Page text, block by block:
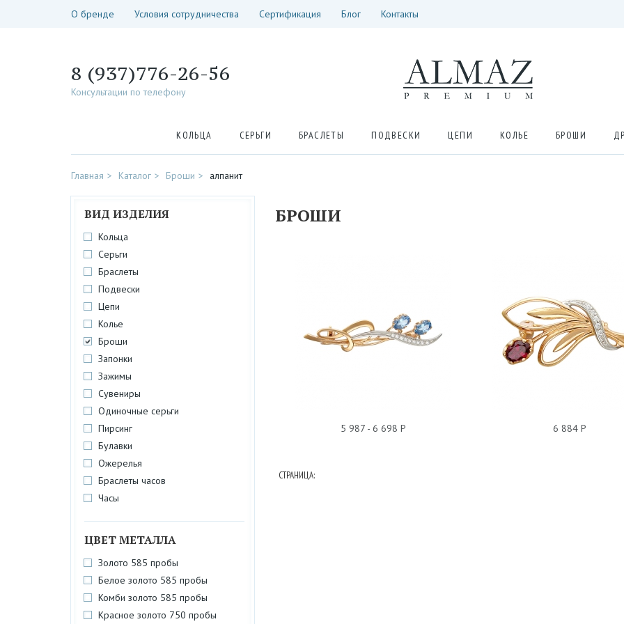
О бренде Условия сотрудничества Сертификация Блог Контакты
8 (937)776-26-56
Консультации по телефону
КОЛЬЦА СЕРЬГИ БРАСЛЕТЫ ПОДВЕСКИ ЦЕПИ КОЛЬЕ БРОШИ
Главная Каталог Броши алпанит
ВИД ИЗДЕЛИЯ
Кольца
Серьги
Браслеты
Подвески
Цепи
Колье
Броши
Запонки
Зажимы
Сувениры
Одиночные серьги
Пирсинг
Булавки
Ожерелья
Браслеты часов
Часы
ЦВЕТ МЕТАЛЛА
Золото 585 пробы
Белое золото 585 пробы
Комби золото 585 пробы
Красное золото 750 пробы
БРОШИ
БРОШЬ АЛПАНИТ 01Ш210012
5 987 - 6 698 Р
БРОШЬ АЛПАНИТ
6 884 Р
СТРАНИЦА: